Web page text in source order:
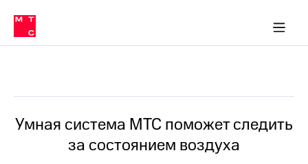
Медиа-центр
и акционерам
Устойчивое развитие
Комплаенс и деловая этика
компании
Карьера
История
компании
в МТС
Пресс-
релизы
Умная система МТС поможет следить
за состоянием воздуха